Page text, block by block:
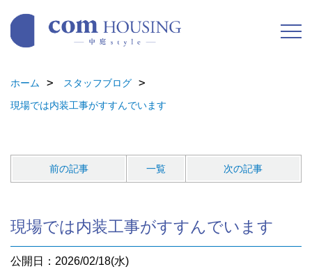
ホーム
スタッフブログ
現場では内装工事がすすんでいます
前の記事 一覧 次の記事
現場では内装工事がすすんでいます
公開日：2026/02/18(水)